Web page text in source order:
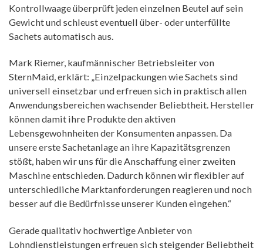
Kontrollwaage überprüft jeden einzelnen Beutel auf sein
Gewicht und schleust eventuell über- oder unterfüllte
Sachets automatisch aus.
Mark Riemer, kaufmännischer Betriebsleiter von
SternMaid, erklärt: „Einzelpackungen wie Sachets sind
universell einsetzbar und erfreuen sich in praktisch allen
Anwendungsbereichen wachsender Beliebtheit. Hersteller
können damit ihre Produkte den aktiven
Lebensgewohnheiten der Konsumenten anpassen. Da
unsere erste Sachetanlage an ihre Kapazitätsgrenzen
stößt, haben wir uns für die Anschaffung einer zweiten
Maschine entschieden. Dadurch können wir flexibler auf
unterschiedliche Marktanforderungen reagieren und noch
besser auf die Bedürfnisse unserer Kunden eingehen.“
Gerade qualitativ hochwertige Anbieter von
Lohndienstleistungen erfreuen sich steigender Beliebtheit